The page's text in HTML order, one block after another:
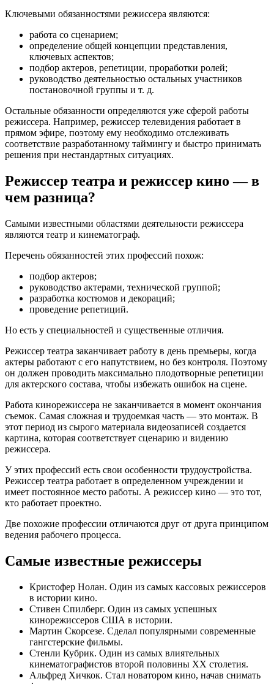
Ключевыми обязанностями режиссера являются:
работа со сценарием;
определение общей концепции представления,
ключевых аспектов;
подбор актеров, репетиции, проработки ролей;
руководство деятельностью остальных участников
постановочной группы и т. д.
Остальные обязанности определяются уже сферой работы
режиссера. Например, режиссер телевидения работает в
прямом эфире, поэтому ему необходимо отслеживать
соответствие разработанному таймингу и быстро принимать
решения при нестандартных ситуациях.
Режиссер театра и режиссер кино — в
чем разница?
Самыми известными областями деятельности режиссера
являются театр и кинематограф.
Перечень обязанностей этих профессий похож:
подбор актеров;
руководство актерами, технической группой;
разработка костюмов и декораций;
проведение репетиций.
Но есть у специальностей и существенные отличия.
Режиссер театра заканчивает работу в день премьеры, когда
актеры работают с его напутствием, но без контроля. Поэтому
он должен проводить максимально плодотворные репетиции
для актерского состава, чтобы избежать ошибок на сцене.
Работа кинорежиссера не заканчивается в момент окончания
съемок. Самая сложная и трудоемкая часть — это монтаж. В
этот период из сырого материала видеозаписей создается
картина, которая соответствует сценарию и видению
режиссера.
У этих профессий есть свои особенности трудоустройства.
Режиссер театра работает в определенном учреждении и
имеет постоянное место работы. А режиссер кино — это тот,
кто работает проектно.
Две похожие профессии отличаются друг от друга принципом
ведения рабочего процесса.
Самые известные режиссеры
Кристофер Нолан. Один из самых кассовых режиссеров
в истории кино.
Стивен Спилберг. Один из самых успешных
кинорежиссеров США в истории.
Мартин Скорсезе. Сделал популярными современные
гангстерские фильмы.
Стенли Кубрик. Один из самых влиятельных
кинематографистов второй половины XX столетия.
Альфред Хичкок. Стал новатором кино, начав снимать